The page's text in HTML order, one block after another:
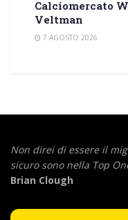
Calciomercato
Veltman
7 AGOSTO 2026
Non direi di essere il
sicuro sono nella Top
Brian Clough